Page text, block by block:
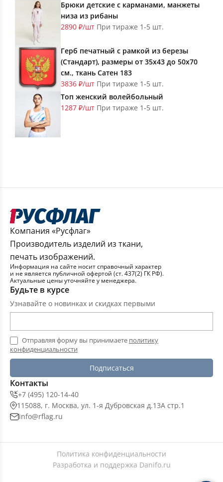
Брюки детские с карманами, манжеты
низа из рибаны
2890 ₽/шт При тираже 1-5 шт.
Герб печатный с рамкой из березы
(Стандарт), размеры от 35х43 до 50х70
см., ткань Сатен 183
3836 ₽/шт При тираже 1-5 шт.
Топ женский волейбольный
1287 ₽/шт При тираже 1-5 шт.
Компания «Русфлаг»
Производитель изделий из ткани,
печать изображений.
Информация на сайте носит справочный характер
и не является публичной офертой (ст. 437(2) ГК РФ).
Актуальные цены уточняйте у менеджера.
Будьте в курсе
Узнавайте о новинках и скидках первыми
Отправляя форму вы принимаете политику
конфиденциальности
Подписаться
Контакты
+7 (495) 120-14-40
115088, г. Москва, ул. 1-я Дубровская д.13А стр.1
info@rflag.ru
Политика конфиденциальности
Разработка и поддержка Danifo.ru